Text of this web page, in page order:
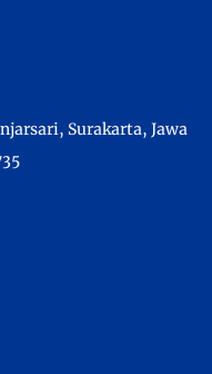
Surakarta, Jawa